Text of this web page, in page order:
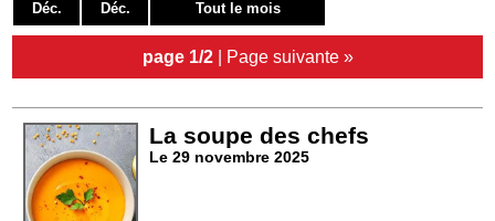
Déc. Déc. Tout le mois
page 1/2| Page suivante »
La soupe des chefs
Le 29 novembre 2025